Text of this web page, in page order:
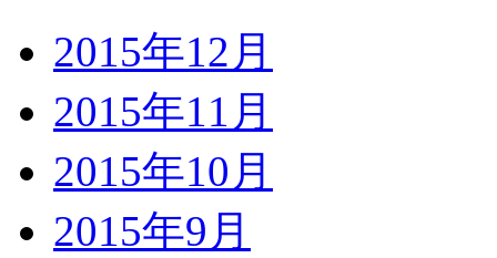
2015年12月
2015年11月
2015年10月
2015年9月